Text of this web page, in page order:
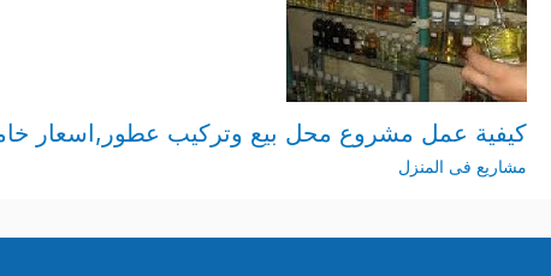
كيفية عمل مشروع محل بيع وتركيب عطور,اسعار
مشاريع فى المنزل